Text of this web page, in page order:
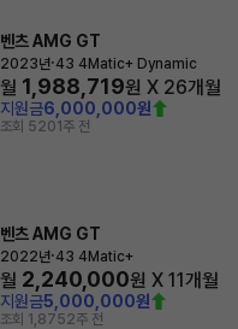
벤츠 AMG GT
2023년·43 4Matic+ Dynamic
월 1,988,719원 X 26개월
지원금6,000,000원
조회 5201주 전
벤츠 AMG GT
2022년·43 4Matic+
월 2,240,000원 X 11개월
지원금5,000,000원
조회 1,8752주 전